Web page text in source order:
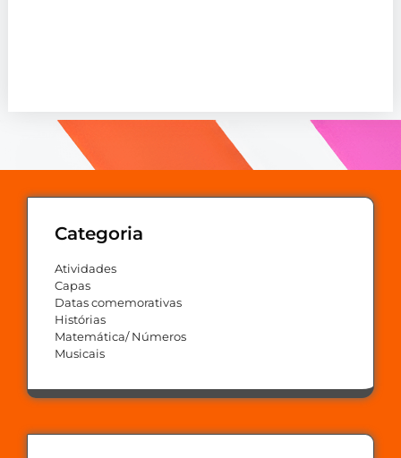
Categoria
Atividades
Capas
Datas comemorativas
Histórias
Matemática/ Números
Musicais